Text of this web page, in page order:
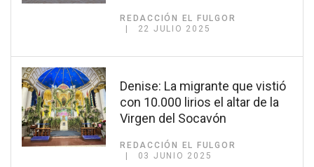
REDACCIÓN EL FULGOR
22 JULIO 2025
Denise: La migrante que vistió
con 10.000 lirios el altar de la
Virgen del Socavón
REDACCIÓN EL FULGOR
03 JUNIO 2025